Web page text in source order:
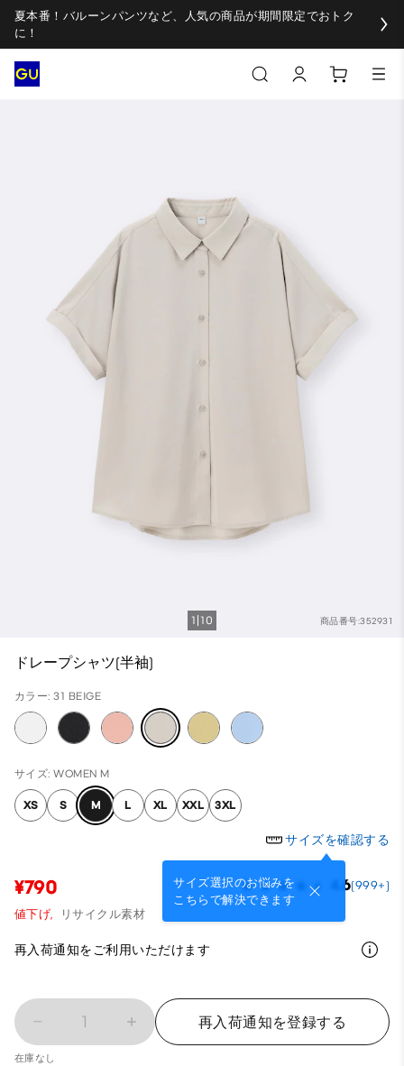
夏本番！バルーンパンツなど、人気の商品が期間限定でおトク
に！
商品番号:352931
1 10
ドレープシャツ(半袖)
カラー: 31 BEIGE
サイズ: WOMEN M
XS S M L XL XXL 3XL
サイズを確認する
サイズ選択のお悩みを
こちらで解決できます
¥790 4.6(999+)
値下げ, リサイクル素材
再入荷通知をご利用いただけます
1 再入荷通知を登録する
在庫なし